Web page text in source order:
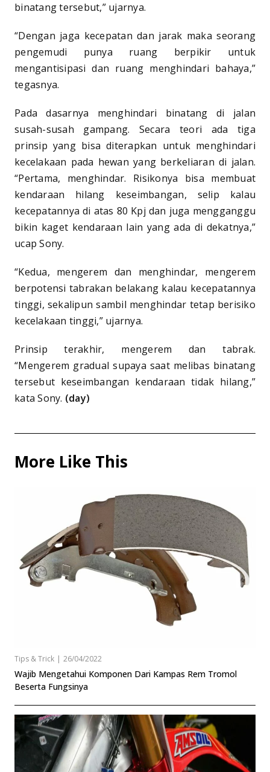
binatang tersebut,” ujarnya.
“Dengan jaga kecepatan dan jarak maka seorang
pengemudi punya ruang berpikir untuk
mengantisipasi dan ruang menghindari bahaya,”
tegasnya.
Pada dasarnya menghindari binatang di jalan
susah-susah gampang. Secara teori ada tiga
prinsip yang bisa diterapkan untuk menghindari
kecelakaan pada hewan yang berkeliaran di jalan.
“Pertama, menghindar. Risikonya bisa membuat
kendaraan hilang keseimbangan, selip kalau
kecepatannya di atas 80 Kpj dan juga mengganggu
bikin kaget kendaraan lain yang ada di dekatnya,”
ucap Sony.
“Kedua, mengerem dan menghindar, mengerem
berpotensi tabrakan belakang kalau kecepatannya
tinggi, sekalipun sambil menghindar tetap berisiko
kecelakaan tinggi,” ujarnya.
Prinsip terakhir, mengerem dan tabrak.
“Mengerem gradual supaya saat melibas binatang
tersebut keseimbangan kendaraan tidak hilang,”
kata Sony. (day)
More Like This
Tips & Trick | 26/04/2022
Wajib Mengetahui Komponen Dari Kampas Rem Tromol
Beserta Fungsinya